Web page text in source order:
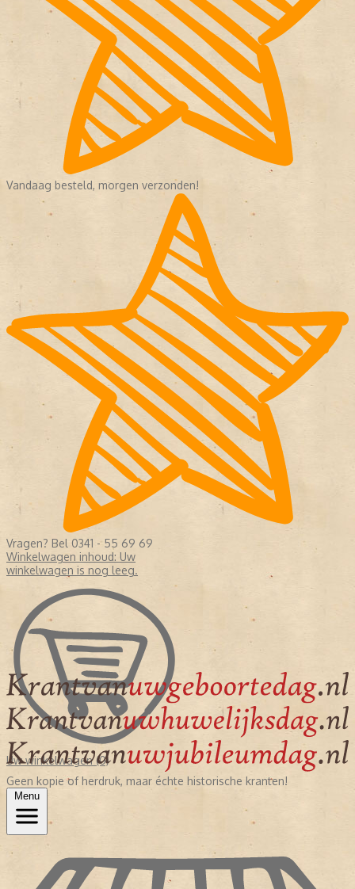
Vandaag besteld, morgen verzonden!
Vragen? Bel 0341 - 55 69 69
Winkelwagen inhoud: Uw
winkelwagen is nog leeg.
Uw winkelwagen (0)
Geen kopie of herdruk, maar échte historische kranten!
Menu